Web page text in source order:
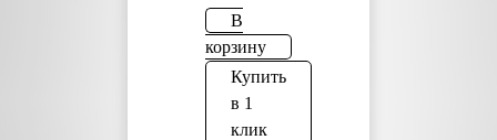
В
корзину
Купить
в 1
клик